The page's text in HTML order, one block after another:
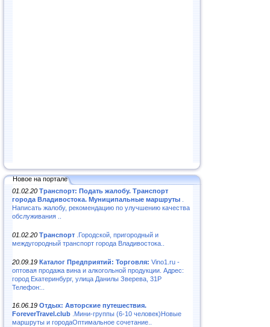
Новое на портале
01.02.20 Транспорт: Подать жалобу. Транспорт
города Владивостока. Муниципальные маршруты
Написать жалобу, рекомендацию по улучшению качества
обслуживания ..
01.02.20 Транспорт .Городской, пригородный и
междугородный транспорт города Владивостока..
20.09.19 Каталог Предприятий: Торговля: Vino1.ru -
оптовая продажа вина и алкогольной продукции. Адрес:
город Екатеринбург, улица Данилы Зверева, 31Р
Телефон:..
16.06.19 Отдых: Авторские путешествия.
ForeverTravel.club .Мини-группы (6-10 человек)Новые
маршруты и городаОптимальное сочетание..